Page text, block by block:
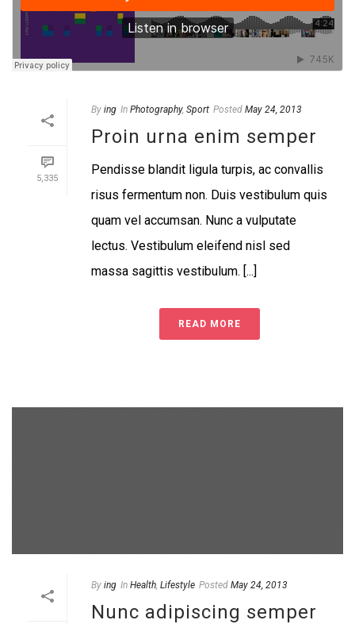
5,335
By ing In Photography, Sport Posted May 24, 2013
Proin urna enim semper
Pendisse blandit ligula turpis, ac convallis
risus fermentum non. Duis vestibulum quis
quam vel accumsan. Nunc a vulputate
lectus. Vestibulum eleifend nisl sed
massa sagittis vestibulum. [...]
READ MORE
By ing In Health Lifestyle Posted May 24, 2013
Nunc adipiscing semper